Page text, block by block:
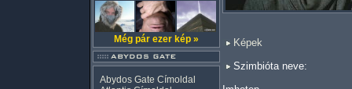
Még pár ezer kép »
Abydos Gate Címoldal
Képek
Szimbióta neve: